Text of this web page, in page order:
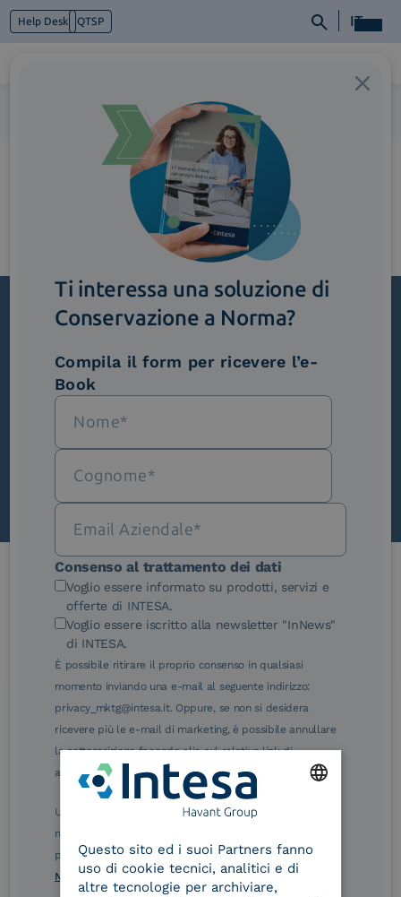
Help Desk QTSP IT
Cosa facciamo
1_NessunErroreFormaleNellaTrasmissione (1)
Novità, iniziative ed eventi dal mondo della
trasformazione digitale.
Scopri InNews
Le nostre certificazioni
eIDAS Qualified Trust
Service Provider
eIDAS Qualified Trust
Service Provider for
Electronic Signature /
Seal Creation
Service Provider e
Aggregatore SPID
Service Provider e
Aggregatore CIE
Ti interessa una soluzione di
Conservazione a Norma?
Compila il form per ricevere l’e-
Book
Consenso al trattamento dei dati
Voglio essere informato su prodotti, servizi e
offerte di INTESA.
Voglio essere iscritto alla newsletter "InNews"
di INTESA.
È possibile ritirare il proprio consenso in qualsiasi
momento inviando una e-mail al seguente indirizzo:
privacy_mktg@intesa.it. Oppure, se non si desidera
ricevere più le e-mail di marketing, è possibile annullare
la sottoscrizione facendo clic sul relativo link di
annullamento sottoscrizione, in qualsiasi e-mail.
Ulteriori informazioni sulle procedure sono disponibili
nelle Norme di tutela della privacy INTESA. Inoltrando il
presente modulo, dichiaro di aver letto e compreso le
Norme di tutela della privacy INTESA.
ITALIAN
Questo sito ed i suoi Partners fanno
uso di cookie tecnici, analitici e di
altre tecnologie per archiviare,